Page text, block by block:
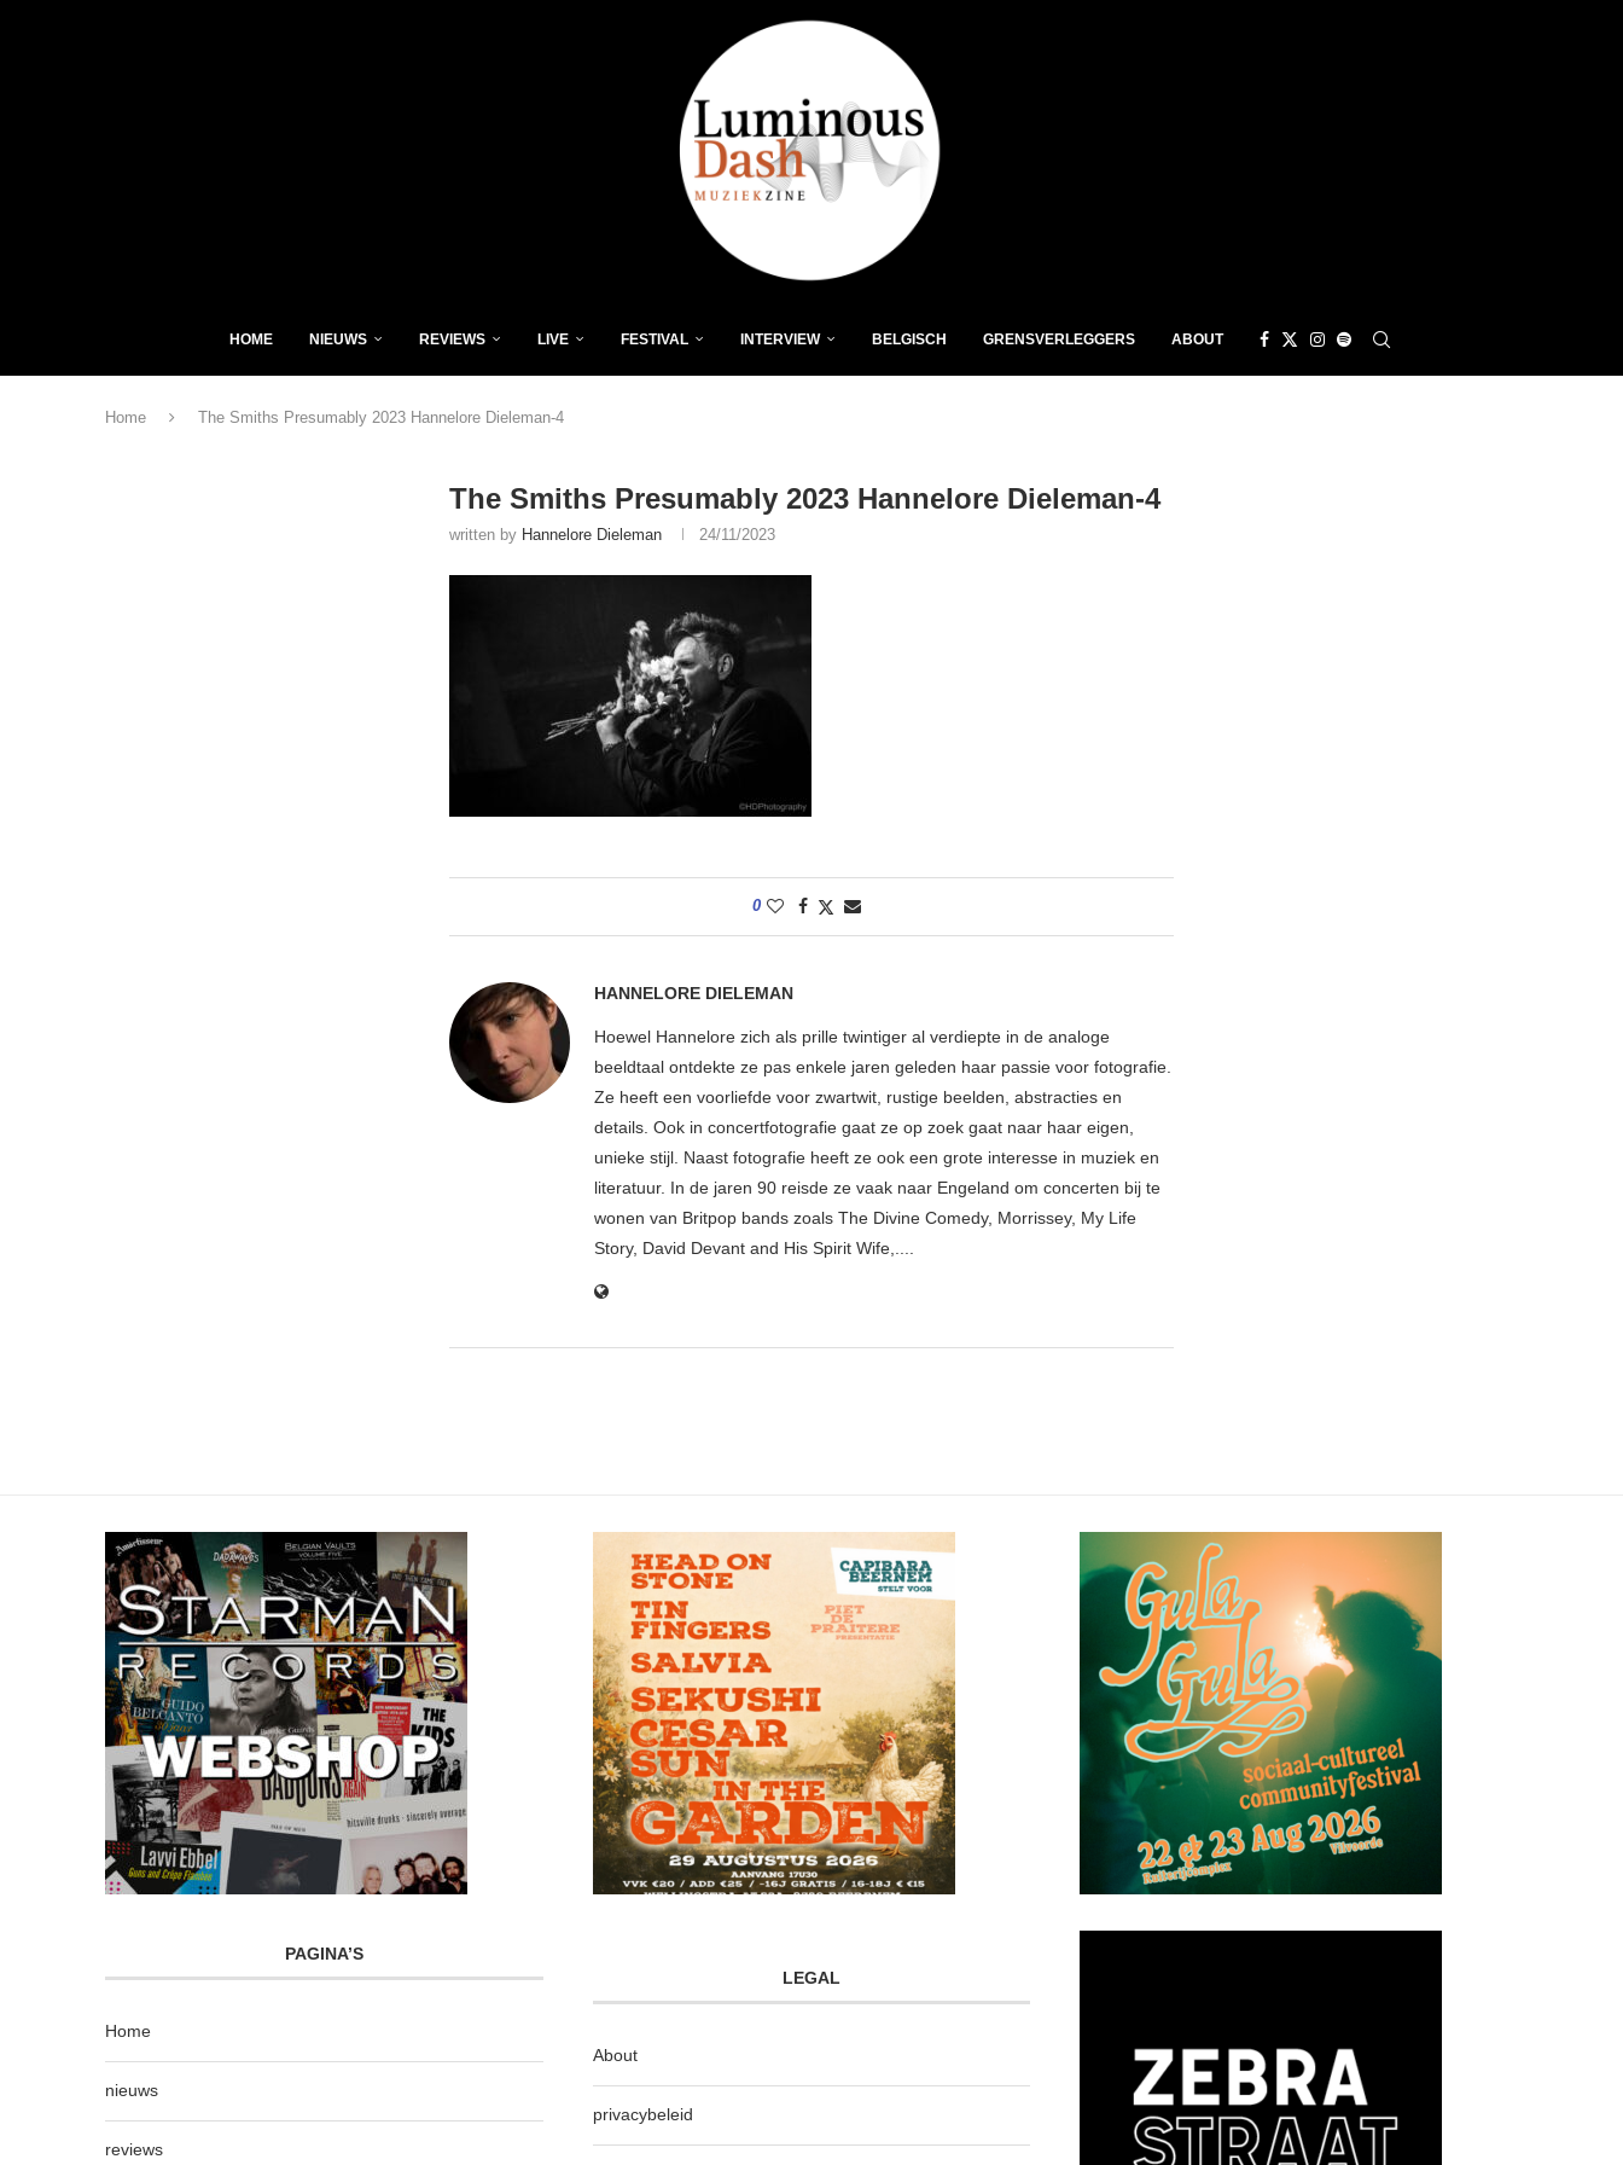
HOME NIEUWS REVIEWS LIVE FESTIVAL INTERVIEW BELGISCH GRENSVERLEGGERS ABOUT
Home The Smiths Presumably 2023 Hannelore Dieleman-4
The Smiths Presumably 2023 Hannelore Dieleman-4
written by Hannelore Dieleman 24/11/2023
0
HANNELORE DIELEMAN
Hoewel Hannelore zich als prille twintiger al verdiepte in de analoge
beeldtaal ontdekte ze pas enkele jaren geleden haar passie voor fotografie.
Ze heeft een voorliefde voor zwartwit, rustige beelden, abstracties en
details. Ook in concertfotografie gaat ze op zoek gaat naar haar eigen,
unieke stijl. Naast fotografie heeft ze ook een grote interesse in muziek en
literatuur. In de jaren 90 reisde ze vaak naar Engeland om concerten bij te
wonen van Britpop bands zoals The Divine Comedy, Morrissey, My Life
Story, David Devant and His Spirit Wife,....
PAGINA’S
Home
nieuws
reviews
LEGAL
About
privacybeleid